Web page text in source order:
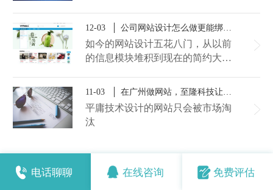
向，而有的制造业则利用互联网大
数据的优势弥补内在经营的短缺。
日前，海达国际仪器与广州网站建
设公司至隆科技达成建站合作协
议，至隆科技将提供全套网站建设
服务，打造一张互联网的品牌名
片。
12-03 公司网站设计怎么做更能绑住用户的心？
如今的网站设计五花八门，从以前
的信息模块堆积到现在的简约大图
了！而用户对网站的视觉要求也更
加高，所以你的网站要想绑住用户
的心，不下功夫还真是挺难的。那
么公司网站设计怎么做更能绑住用
给你解答这个困惑哦！
11-03 ​在广州做网站，至隆科技让你找到答案
平庸技术设计的网站只会被市场淘
汰
电话聊聊 在线咨询 免费评估